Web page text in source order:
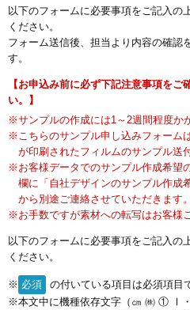
以下のフォームに必要事項をご記入の
ください。
フォーム送信後、担当より内容の確認
す。
【お申込み前に必ず下記注意事項をご
い。】
サンプルの作成には1～2週間程度か
こちらのサンプル申し込みフォーム
が印刷されたフィルムのサンプル送
お客様データでのサンプル作成希望
欄に「自社デザインのサンプル作成
から別途ご連絡させていただきます。
お手数ですが素材への転写はお客様
以下のフォームに必要事項をご記入の
ください。
必須
の付いている項目は必須項目
本文中に機種依存文字（㎝ ㈱ ① Ⅰ